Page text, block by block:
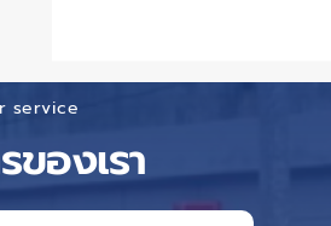
service
ของเรา